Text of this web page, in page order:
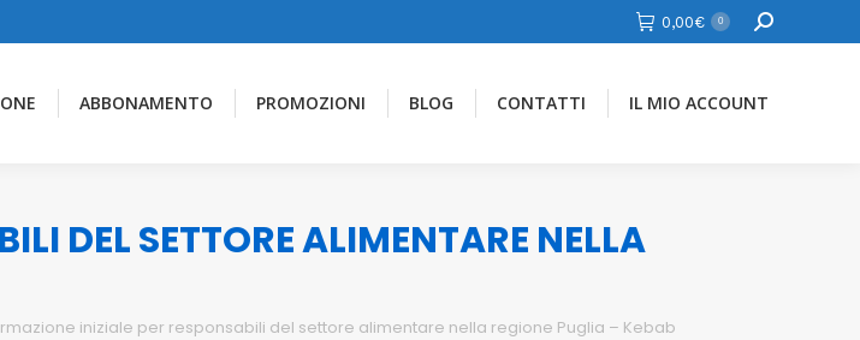
0,00€ 0 Cerca
ABBONAMENTO PROMOZIONI BLOG CONTATTI IL MIO ACCOUNT
DEL SETTORE ALIMENTARE NELLA
iniziale per responsabili del settore alimentare nella regione Puglia – Kebab